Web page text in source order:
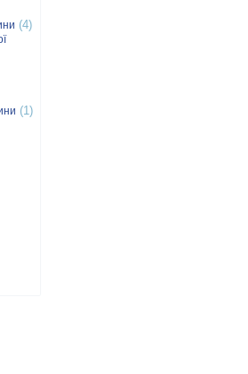
(4)
(1)